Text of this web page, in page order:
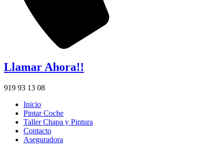
Llamar Ahora!!
919 93 13 08
Inicio
Pintar Coche
Taller Chapa y Pintura
Contacto
Aseguradora